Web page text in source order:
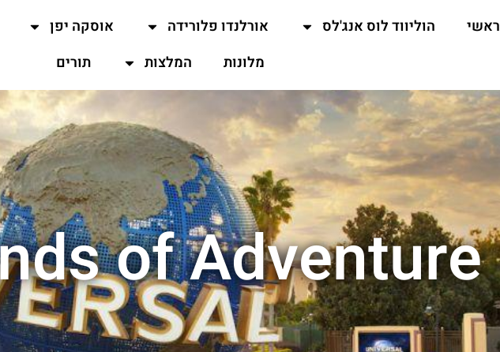
ראשי הוליווד לוס אנג'לס אורלנדו פלורידה אוסקה יפן
מלונות
המלצות תורים
of Adventure